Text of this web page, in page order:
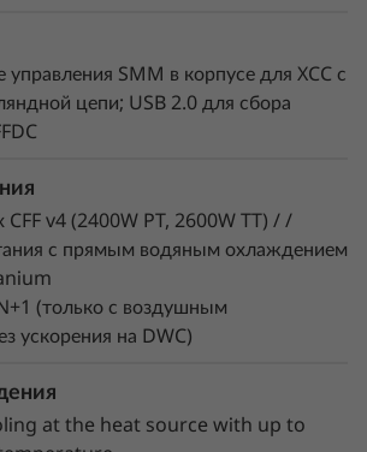
управления SMM в корпусе для XCC с
цепи; USB 2.0 для сбора
v4 (2400W PT, 2600W TT) / /
с прямым водяным охлаждением
(только с воздушным
ускорения на DWC)
at the heat source with up to